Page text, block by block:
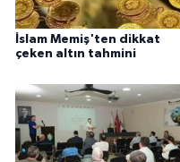
İslam Memiş'ten dikkat
çeken altın tahmini